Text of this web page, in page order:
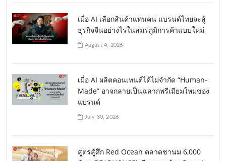
เมื่อ AI เลือกสินค้าแทนคน แบรนด์ไทยจะสู้
ธุรกิจจีนอย่างไรในสมรภูมิการค้าแบบใหม่
August 4, 2026
เมื่อ AI ผลิตคอนเทนต์ได้ไม่จำกัด “Human-
Made” อาจกลายเป็นฉลากพรีเมียมใหม่ของ
แบรนด์
July 30, 2026
สูตรสู้ศึก Red Ocean ตลาดชานม 6,000